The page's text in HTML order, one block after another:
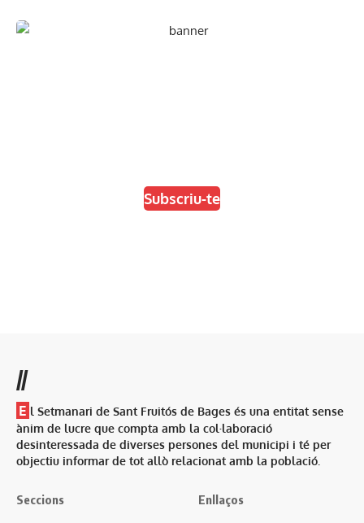
Subscriu-te
//
E l Setmanari de Sant Fruitós de Bages és una entitat sense
ànim de lucre que compta amb la col·laboració
desinteressada de diverses persones del municipi i té per
objectiu informar de tot allò relacionat amb la població.
Seccions Enllaços